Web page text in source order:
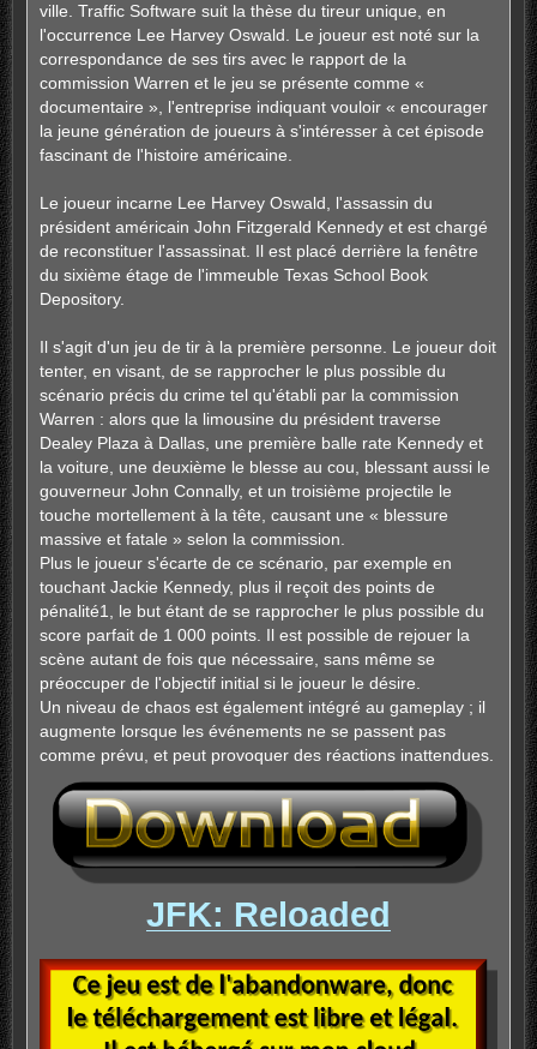
ville. Traffic Software suit la thèse du tireur unique, en
l'occurrence Lee Harvey Oswald. Le joueur est noté sur la
correspondance de ses tirs avec le rapport de la
commission Warren et le jeu se présente comme «
documentaire », l'entreprise indiquant vouloir « encourager
la jeune génération de joueurs à s'intéresser à cet épisode
fascinant de l'histoire américaine.
Le joueur incarne Lee Harvey Oswald, l'assassin du
président américain John Fitzgerald Kennedy et est chargé
de reconstituer l'assassinat. Il est placé derrière la fenêtre
du sixième étage de l'immeuble Texas School Book
Depository.
Il s'agit d'un jeu de tir à la première personne. Le joueur doit
tenter, en visant, de se rapprocher le plus possible du
scénario précis du crime tel qu'établi par la commission
Warren : alors que la limousine du président traverse
Dealey Plaza à Dallas, une première balle rate Kennedy et
la voiture, une deuxième le blesse au cou, blessant aussi le
gouverneur John Connally, et un troisième projectile le
touche mortellement à la tête, causant une « blessure
massive et fatale » selon la commission.
Plus le joueur s'écarte de ce scénario, par exemple en
touchant Jackie Kennedy, plus il reçoit des points de
pénalité1, le but étant de se rapprocher le plus possible du
score parfait de 1 000 points. Il est possible de rejouer la
scène autant de fois que nécessaire, sans même se
préoccuper de l'objectif initial si le joueur le désire.
Un niveau de chaos est également intégré au gameplay ; il
augmente lorsque les événements ne se passent pas
comme prévu, et peut provoquer des réactions inattendues.
JFK: Reloaded